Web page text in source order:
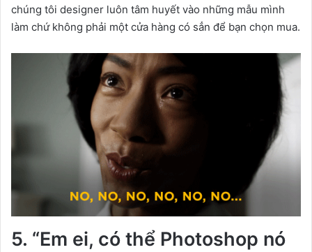
chúng tôi designer luôn tâm huyết vào những mẫu mình
làm chứ không phải một cửa hàng có sẳn để bạn chọn mua.
5. “Em ei, có thể Photoshop nó